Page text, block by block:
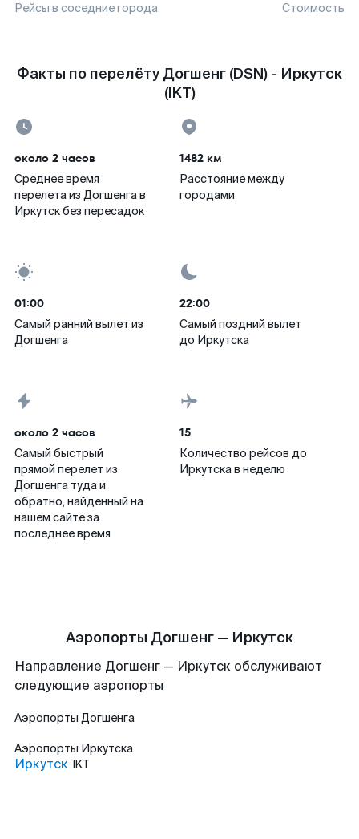
Рейсы в соседние города Стоимость
Факты по перелёту Догшенг (DSN) - Иркутск
(IKT)
около 2 часов
Среднее время
перелета из Догшенга в
Иркутск без пересадок
1482 км
Расстояние между
городами
01:00
Самый ранний вылет из
Догшенга
22:00
Самый поздний вылет
до Иркутска
около 2 часов
Самый быстрый
прямой перелет из
Догшенга туда и
обратно, найденный на
нашем сайте за
последнее время
15
Количество рейсов до
Иркутска в неделю
Аэропорты Догшенг — Иркутск
Направление Догшенг — Иркутск обслуживают
следующие аэропорты
Аэропорты Догшенга
Аэропорты Иркутска
Иркутск IKT